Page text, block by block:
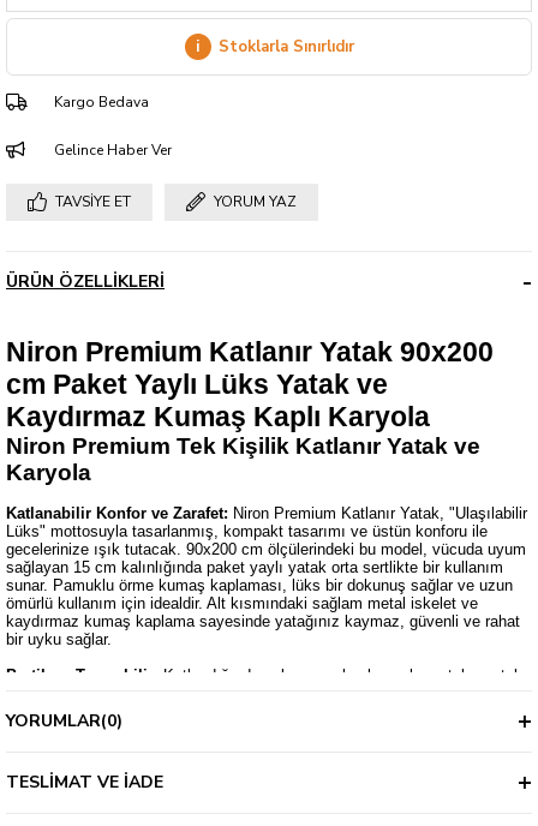
i Stoklarla Sınırlıdır
Kargo Bedava
Gelince Haber Ver
TAVSIYE ET YORUM YAZ
ÜRÜN ÖZELLIKLERI
Niron Premium Katlanır Yatak 90x200
cm Paket Yaylı Lüks Yatak ve
Kaydırmaz Kumaş Kaplı Karyola
Niron Premium Tek Kişilik Katlanır Yatak ve
Karyola
Katlanabilir Konfor ve Zarafet: Niron Premium Katlanır Yatak, "Ulaşılabilir
Lüks" mottosuyla tasarlanmış, kompakt tasarımı ve üstün konforu ile
gecelerinize ışık tutacak. 90x200 cm ölçülerindeki bu model, vücuda uyum
sağlayan 15 cm kalınlığında paket yaylı yatak orta sertlikte bir kullanım
sunar. Pamuklu örme kumaş kaplaması, lüks bir dokunuş sağlar ve uzun
ömürlü kullanım için idealdir. Alt kısmındaki sağlam metal iskelet ve
kaydırmaz kumaş kaplama sayesinde yatağınız kaymaz, güvenli ve rahat
bir uyku sağlar.
Pratik ve Taşınabilir:
Katlandığında çok az yer kaplayan bu yatak, metal
günlük kullanım için ideal olan bu katlanır yatak, ek yatak ihtiyacınıza lüks
ve pratik bir çözüm sunar.
evinizde, yazlıkta, iş yerlerinde ve özellikle otellerde ek yatak ihtiyacınıza
YORUMLAR(0)
TESLIMAT VE İADE